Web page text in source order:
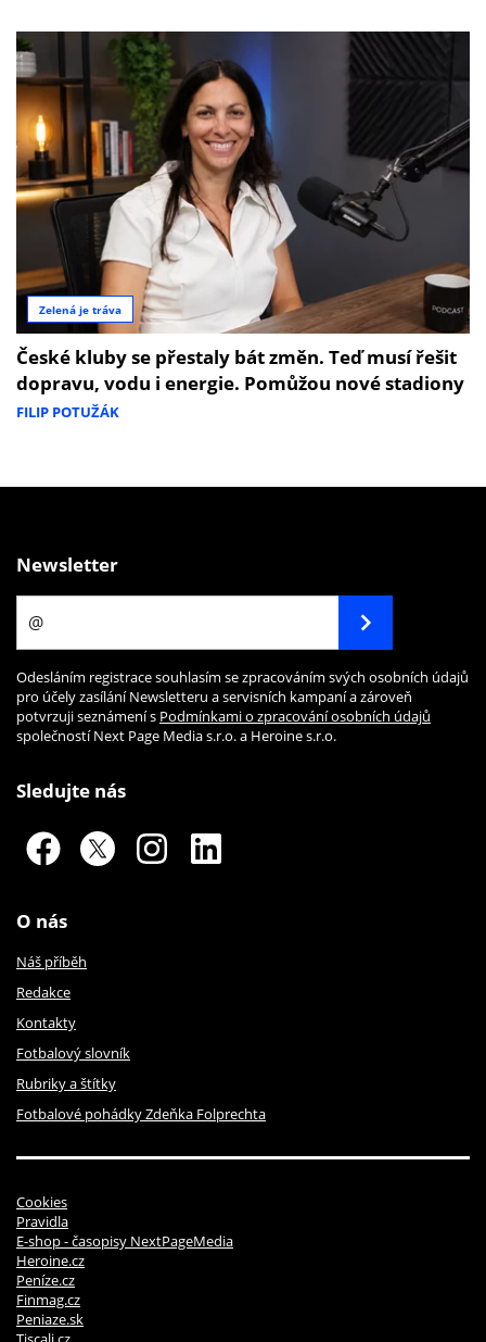
Zelená je tráva
České kluby se přestaly bát změn. Teď musí řešit
dopravu, vodu i energie. Pomůžou nové stadiony
FILIP POTUŽÁK
Newsletter
Odesláním registrace souhlasím se zpracováním svých osobních údajů
pro účely zasílání Newsletteru a servisních kampaní a zároveň
potvrzuji seznámení s Podmínkami o zpracování osobních údajů
společností Next Page Media s.r.o. a Heroine s.r.o.
Sledujte nás
O nás
Náš příběh
Redakce
Kontakty
Fotbalový slovník
Rubriky a štítky
Fotbalové pohádky Zdeňka Folprechta
Cookies
Pravidla
E-shop - časopisy NextPageMedia
Heroine.cz
Peníze.cz
Finmag.cz
Peniaze.sk